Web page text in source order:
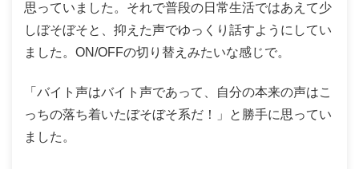
思っていました。それで普段の日常生活ではあえて少
しぼそぼそと、抑えた声でゆっくり話すようにしてい
ました。ON/OFFの切り替えみたいな感じで。
「バイト声はバイト声であって、自分の本来の声はこ
っちの落ち着いたぼそぼそ系だ！」と勝手に思ってい
ました。